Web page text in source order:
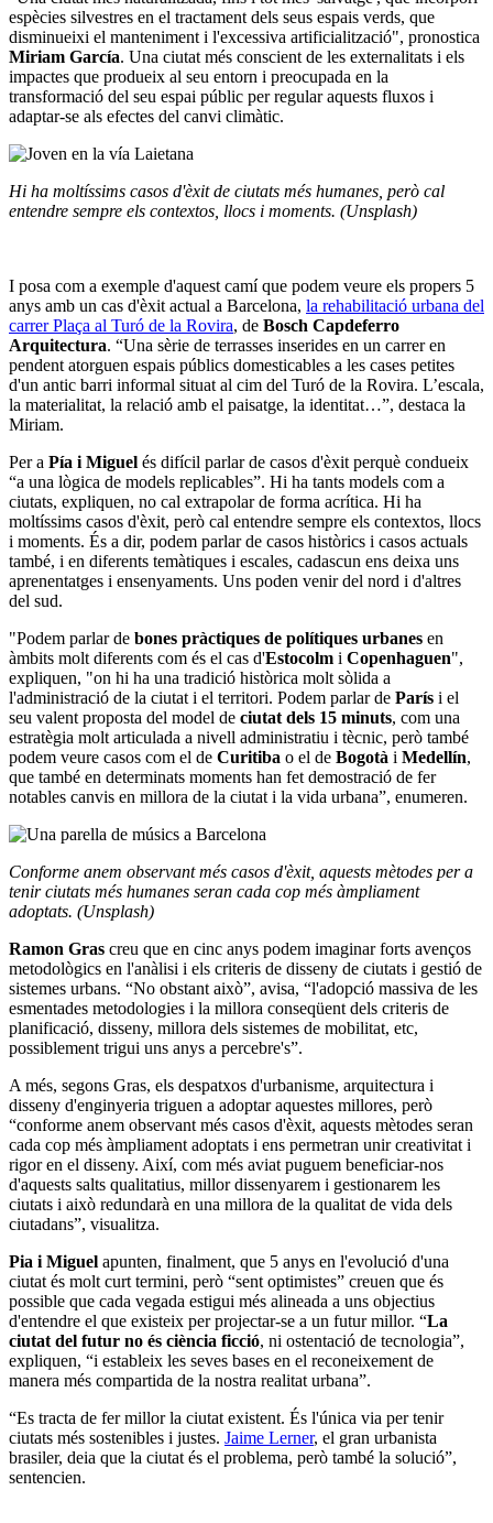
espècies silvestres en el tractament dels seus espais verds, que
disminueixi el manteniment i l'excessiva artificialització", pronostica
Miriam García. Una ciutat més conscient de les externalitats i els
impactes que produeix al seu entorn i preocupada en la
transformació del seu espai públic per regular aquests fluxos i
adaptar-se als efectes del canvi climàtic.
Hi ha moltíssims casos d'èxit de ciutats més humanes, però cal
entendre sempre els contextos, llocs i moments. (Unsplash)
I posa com a exemple d'aquest camí que podem veure els propers 5
anys amb un cas d'èxit actual a Barcelona, la rehabilitació urbana del
carrer Plaça al Turó de la Rovira, de Bosch Capdeferro
Arquitectura. “Una sèrie de terrasses inserides en un carrer en
pendent atorguen espais públics domesticables a les cases petites
d'un antic barri informal situat al cim del Turó de la Rovira. L’escala,
la materialitat, la relació amb el paisatge, la identitat…”, destaca la
Miriam.
Per a Pía i Miguel és difícil parlar de casos d'èxit perquè condueix
“a una lògica de models replicables”. Hi ha tants models com a
ciutats, expliquen, no cal extrapolar de forma acrítica. Hi ha
moltíssims casos d'èxit, però cal entendre sempre els contextos, llocs
i moments. És a dir, podem parlar de casos històrics i casos actuals
també, i en diferents temàtiques i escales, cadascun ens deixa uns
aprenentatges i ensenyaments. Uns poden venir del nord i d'altres
del sud.
"Podem parlar de bones pràctiques de polítiques urbanes en
àmbits molt diferents com és el cas d'Estocolm i Copenhaguen",
expliquen, "on hi ha una tradició històrica molt sòlida a
l'administració de la ciutat i el territori. Podem parlar de París i el
seu valent proposta del model de ciutat dels 15 minuts, com una
estratègia molt articulada a nivell administratiu i tècnic, però també
podem veure casos com el de Curitiba o el de Bogotà i Medellín,
que també en determinats moments han fet demostració de fer
notables canvis en millora de la ciutat i la vida urbana”, enumeren.
Conforme anem observant més casos d'èxit, aquests mètodes per a
tenir ciutats més humanes seran cada cop més àmpliament
adoptats. (Unsplash)
Ramon Gras creu que en cinc anys podem imaginar forts avenços
metodològics en l'anàlisi i els criteris de disseny de ciutats i gestió de
sistemes urbans. “No obstant això”, avisa, “l'adopció massiva de les
esmentades metodologies i la millora conseqüent dels criteris de
planificació, disseny, millora dels sistemes de mobilitat, etc,
possiblement trigui uns anys a percebre's”.
A més, segons Gras, els despatxos d'urbanisme, arquitectura i
disseny d'enginyeria triguen a adoptar aquestes millores, però
“conforme anem observant més casos d'èxit, aquests mètodes seran
cada cop més àmpliament adoptats i ens permetran unir creativitat i
rigor en el disseny. Així, com més aviat puguem beneficiar-nos
d'aquests salts qualitatius, millor dissenyarem i gestionarem les
ciutats i això redundarà en una millora de la qualitat de vida dels
ciutadans”, visualitza.
Pia i Miguel apunten, finalment, que 5 anys en l'evolució d'una
ciutat és molt curt termini, però “sent optimistes” creuen que és
possible que cada vegada estigui més alineada a uns objectius
d'entendre el que existeix per projectar-se a un futur millor. “La
ciutat del futur no és ciència ficció, ni ostentació de tecnologia”,
expliquen, “i estableix les seves bases en el reconeixement de
manera més compartida de la nostra realitat urbana”.
“Es tracta de fer millor la ciutat existent. És l'única via per tenir
ciutats més sostenibles i justes. Jaime Lerner, el gran urbanista
brasiler, deia que la ciutat és el problema, però també la solució”,
sentencien.